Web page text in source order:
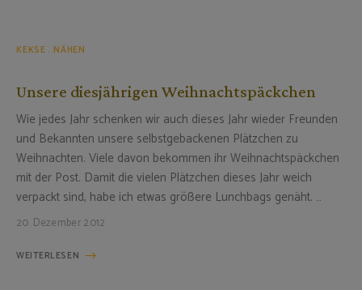
KEKSE NÄHEN
Unsere diesjährigen Weihnachtspäckchen
Wie jedes Jahr schenken wir auch dieses Jahr wieder Freunden
und Bekannten unsere selbstgebackenen Plätzchen zu
Weihnachten. Viele davon bekommen ihr Weihnachtspäckchen
mit der Post. Damit die vielen Plätzchen dieses Jahr weich
verpackt sind, habe ich etwas größere Lunchbags genäht. …
20. Dezember 2012
WEITERLESEN